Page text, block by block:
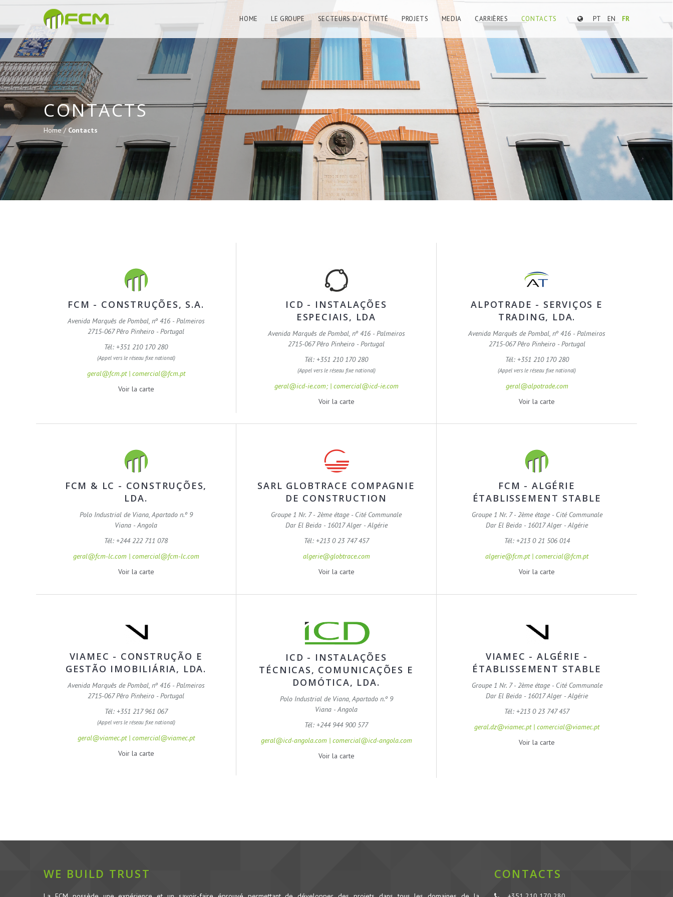
PT EN FR
HOME LE GROUPE SECTEURS D´ACTIVITÉ PROJETS MEDIA CARRIÈRES CONTACTS
CONTACTS
Home / Contacts
FCM - CONSTRUÇÕES, S.A.
Avenida Marquês de Pombal, nº 416 - Palmeiros
2715-067 Pêro Pinheiro - Portugal
Tél: +351 210 170 280
(Appel vers le réseau fixe national)
geral@fcm.pt | comercial@fcm.pt
Voir la carte
ICD - INSTALAÇÕES
ESPECIAIS, LDA
Avenida Marquês de Pombal, nº 416 - Palmeiros
2715-067 Pêro Pinheiro - Portugal
Tél: +351 210 170 280
(Appel vers le réseau fixe national)
geral@icd-ie.com; | comercial@icd-ie.com
Voir la carte
ALPOTRADE - SERVIÇOS E
TRADING, LDA.
Avenida Marquês de Pombal, nº 416 - Palmeiros
2715-067 Pêro Pinheiro - Portugal
Tél: +351 210 170 280
(Appel vers le réseau fixe national)
geral@alpotrade.com
Voir la carte
FCM & LC - CONSTRUÇÕES,
LDA.
Polo Industrial de Viana, Apartado n.º 9
Viana - Angola
Tél: +244 222 711 078
geral@fcm-lc.com | comercial@fcm-lc.com
Voir la carte
SARL GLOBTRACE COMPAGNIE
DE CONSTRUCTION
Groupe 1 Nr. 7 - 2ème étage - Cité Communale
Dar El Beida - 16017 Alger - Algérie
Tél: +213 0 23 747 457
algerie@globtrace.com
Voir la carte
FCM - ALGÉRIE
ÉTABLISSEMENT STABLE
Groupe 1 Nr. 7 - 2ème étage - Cité Communale
Dar El Beida - 16017 Alger - Algérie
Tél: +213 0 21 506 014
algerie@fcm.pt | comercial@fcm.pt
Voir la carte
VIAMEC - CONSTRUÇÃO E
GESTÃO IMOBILIÁRIA, LDA.
Avenida Marquês de Pombal, nº 416 - Palmeiros
2715-067 Pêro Pinheiro - Portugal
Tél: +351 217 961 067
(Appel vers le réseau fixe national)
geral@viamec.pt | comercial@viamec.pt
Voir la carte
ICD - INSTALAÇÕES
TÉCNICAS, COMUNICAÇÕES E
DOMÓTICA, LDA.
Polo Industrial de Viana, Apartado n.º 9
Viana - Angola
Tél: +244 944 900 577
geral@icd-angola.com | comercial@icd-angola.com
Voir la carte
VIAMEC - ALGÉRIE -
ÉTABLISSEMENT STABLE
Groupe 1 Nr. 7 - 2ème étage - Cité Communale
Dar El Beida - 16017 Alger - Algérie
Tél: +213 0 23 747 457
geral.dz@viamec.pt | comercial@viamec.pt
Voir la carte
WE BUILD TRUST CONTACTS